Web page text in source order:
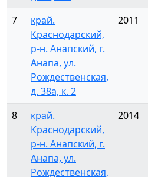
7
край.
Краснодарский,
р-н. Анапский, г.
Анапа, ул.
Рождественская,
д. 38а, к. 2
2011
8
край.
Краснодарский,
р-н. Анапский, г.
Анапа, ул.
Рождественская,
2014